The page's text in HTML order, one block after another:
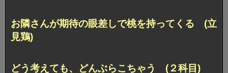
お隣さんが期待の眼差しで桃を持ってくる (立
見鶏)
どう考えても、どんぶらこちゃう (２科目)